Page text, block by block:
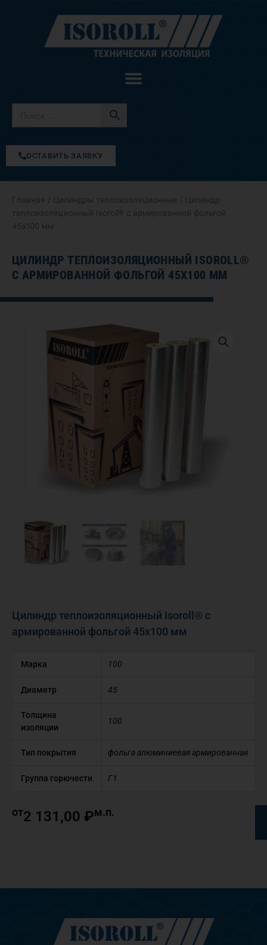
содержимому
ОСТАВИТЬ ЗАЯВКУ
Главная Цилиндры теплоизоляционные / Цилиндр
теплоизоляционный Isoroll® с армированной фольгой
45х100 мм
ЦИЛИНДР ТЕПЛОИЗОЛЯЦИОННЫЙ ISOROLL®
С АРМИРОВАННОЙ ФОЛЬГОЙ 45Х100 ММ
Цилиндр теплоизоляционный Isoroll® с
армированной фольгой 45х100 мм
Марка 100
Диаметр 45
Толщина
изоляции
100
Тип покрытия фольга алюминиевая армированная
Группа горючести Г1
от2 131,00 ₽м.п.